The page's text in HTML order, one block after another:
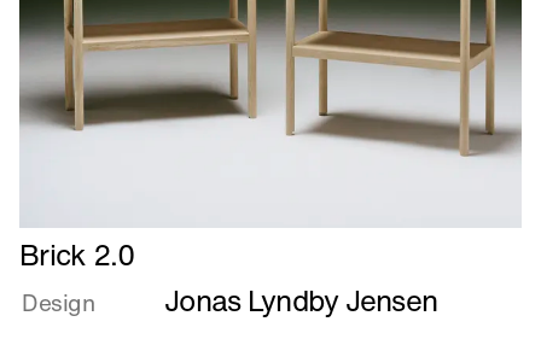
Læs
mere
om
Brick 2.0
Design Jonas Lyndby Jensen